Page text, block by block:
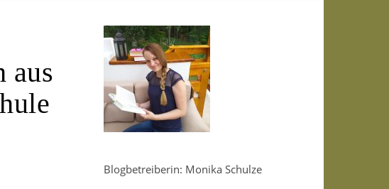
aus
Blogbetreiberin: Monika Schulze